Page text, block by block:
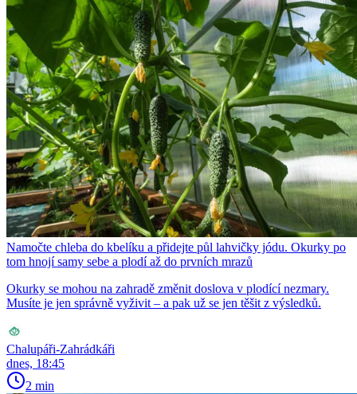
Namočte chleba do kbelíku a přidejte půl lahvičky jódu. Okurky po
tom hnojí samy sebe a plodí až do prvních mrazů
Okurky se mohou na zahradě změnit doslova v plodící nezmary.
Musíte je jen správně vyživit – a pak už se jen těšit z výsledků.
Chalupáři-Zahrádkáři
dnes, 18:45
2 min